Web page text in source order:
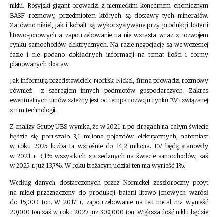
niklu. Rosyjski gigant prowadzi z niemieckim koncernem chemicznym
BASF rozmowy, przedmiotem których są dostawy tych minerałów.
Zarówno nikiel, jak i kobalt są wykorzystywane przy produkcji baterii
litowo-jonowych a zapotrzebowanie na nie wzrasta wraz z rozwojem
rynku samochodów elektrycznych. Na razie negocjacje są we wczesnej
fazie i nie podano dokładnych informacji na temat ilości i formy
planowanych dostaw.
Jak informują przedstawiciele Norlisk Nickel, firma prowadzi rozmowy
również z szeregiem innych podmiotów gospodarczych. Zakres
ewentualnych umów zależny jest od tempa rozwoju rynku EV i związanej
z nim technologii.
Z analizy Grupy UBS wynika, że w 2021 r. po drogach na całym świecie
będzie się poruszało 3,1 miliona pojazdów elektrycznych, natomiast
w roku 2025 liczba ta wzrośnie do 14,2 miliona. EV będą stanowiły
w 2021 r. 3,1% wszystkich sprzedanych na świecie samochodów, zaś
w 2025 r. już 13,7%. W roku bieżącym udział ten ma wynieść 1%.
Według danych dostarczonych przez Nornickel zeszłoroczny popyt
na nikiel przeznaczony do produkcji baterii litowo-jonowych wzrósł
do 15,000 ton. W 2017 r. zapotrzebowanie na ten metal ma wynieść
20,000 ton zaś w roku 2027 już 300,000 ton. Większa ilość niklu będzie